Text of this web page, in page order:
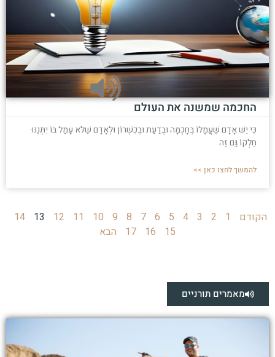
החכמה שמשנה את העולם
כִּי יֵשׁ אָדָם שֶׁעֲמָלוֹ בְּחָכְמָה וּבְדַעַת וּבְכִשְׁרוֹן וּלְאָדָם שֶׁלֹּא עָמַל בּוֹ יִתְּנֶנּוּ
חֶלְקוֹ גַּם זֶה
להמשך לחצו כאן >>
הקודם 1
2
3
4
5
6
7
8
9
10
11
12
13
14
15
16
17 הבא
מאמרים תורניים